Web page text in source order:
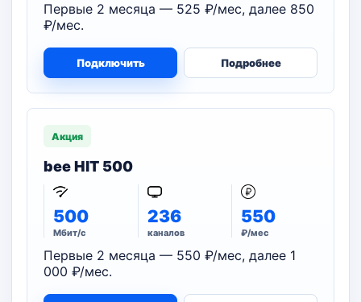
Первые 2 месяца — 525 ₽/мес, далее 850
₽/мес.
Подключить Подробнее
Акция
bee HIT 500
500
Мбит/с
236
каналов
550
₽/мес
Первые 2 месяца — 550 ₽/мес, далее 1
000 ₽/мес.